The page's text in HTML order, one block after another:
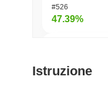
#526
47.39%
Istruzione